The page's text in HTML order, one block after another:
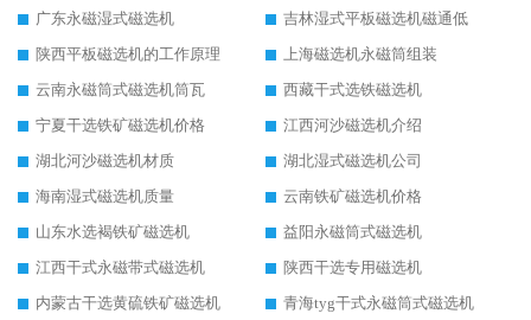
广东永磁湿式磁选机
吉林湿式平板磁选机磁通低
陕西平板磁选机的工作原理
上海磁选机永磁筒组装
云南永磁筒式磁选机筒瓦
西藏干式选铁磁选机
宁夏干选铁矿磁选机价格
江西河沙磁选机介绍
湖北河沙磁选机材质
湖北湿式磁选机公司
海南湿式磁选机质量
云南铁矿磁选机价格
山东水选褐铁矿磁选机
益阳永磁筒式磁选机
江西干式永磁带式磁选机
陕西干选专用磁选机
内蒙古干选黄硫铁矿磁选机
青海tyg干式永磁筒式磁选机